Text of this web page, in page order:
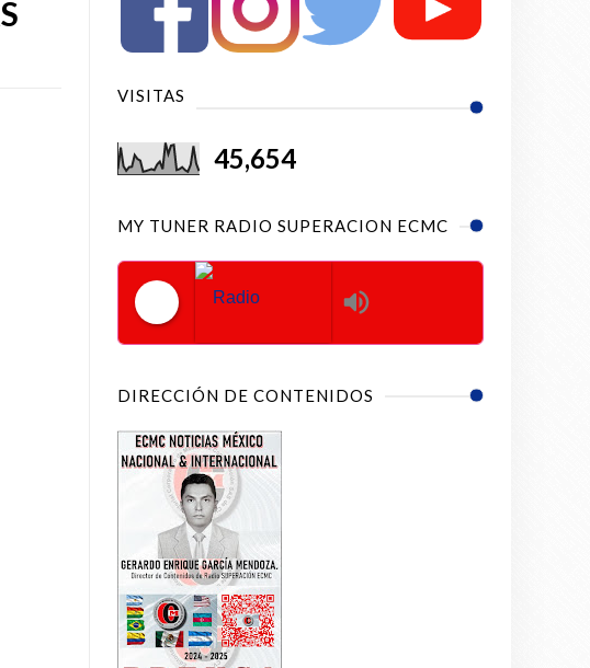
VISITAS
45,654
MY TUNER RADIO SUPERACION ECMC
DIRECCIÓN DE CONTENIDOS